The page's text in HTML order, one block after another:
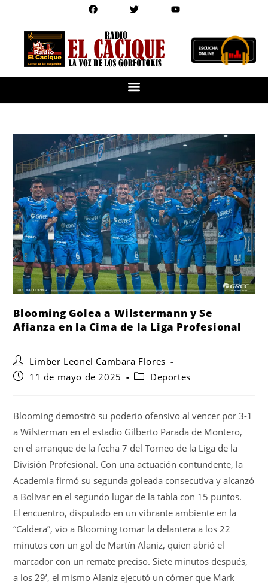
Blooming Golea a Wilstermann y Se
Afianza en la Cima de la Liga Profesional
Limber Leonel Cambara Flores
11 de mayo de 2025
Deportes
Blooming demostró su poderío ofensivo al vencer por 3-1
a Wilsterman en el estadio Gilberto Parada de Montero,
en el arranque de la fecha 7 del Torneo de la Liga de la
División Profesional. Con una actuación contundente, la
Academia firmó su segunda goleada consecutiva y alcanzó
a Bolívar en el segundo lugar de la tabla con 15 puntos.
El encuentro, disputado en un vibrante ambiente en la
“Caldera”, vio a Blooming tomar la delantera a los 22
minutos con un gol de Martín Alaniz, quien abrió el
marcador con un remate preciso. Siete minutos después,
a los 29’, el mismo Alaniz ejecutó un córner que Mark